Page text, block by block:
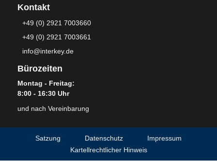
Kontakt
+49 (0) 2921 7003660
+49 (0) 2921 7003661
info@interkey.de
Bürozeiten
Montag - Freitag:
8:00 - 16:30 Uhr
und nach Vereinbarung
Satzung Datenschutz
Impressum
Kartellrechtlicher Hinweis